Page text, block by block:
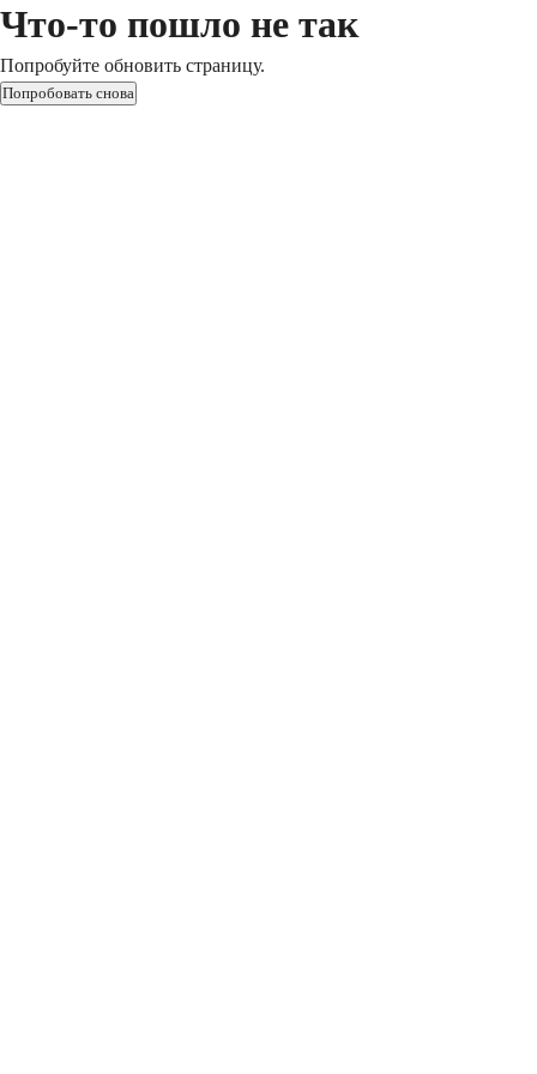
Что-то пошло не так
Попробуйте обновить страницу.
Попробовать снова